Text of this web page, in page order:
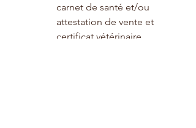
carnet de santé et/ou
attestation de vente et
certificat vétérinaire.